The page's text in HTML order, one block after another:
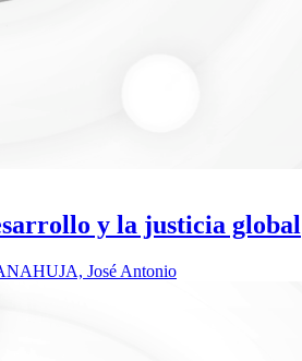
y la justicia global
José Antonio